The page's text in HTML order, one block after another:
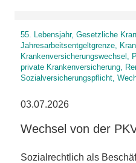
55. Lebensjahr, Gesetzliche
Jahresarbeitsentgeltgrenze,
Krankenversicherungswechsel,
private Krankenversicherung,
Sozialversicherungspflicht,
03.07.2026
Wechsel von der
Sozialrechtlich als